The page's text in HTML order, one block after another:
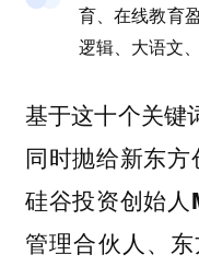
育、在线教育盈
逻辑、大语文
基于这十个关键
同时抛给新东方
硅谷投资创始
管理合伙人、